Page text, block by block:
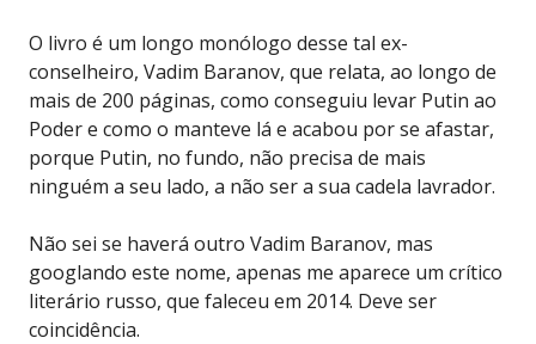
O livro é um longo monólogo desse tal ex-
conselheiro, Vadim Baranov, que relata, ao longo de
mais de 200 páginas, como conseguiu levar Putin ao
Poder e como o manteve lá e acabou por se afastar,
porque Putin, no fundo, não precisa de mais
ninguém a seu lado, a não ser a sua cadela lavrador.
Não sei se haverá outro Vadim Baranov, mas
googlando este nome, apenas me aparece um crítico
literário russo, que faleceu em 2014. Deve ser
coincidência.